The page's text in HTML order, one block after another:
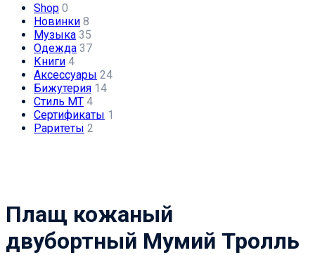
Shop 0
Новинки 8
Музыка 35
Одежда 37
Книги 4
Аксессуары 24
Бижутерия 14
Стиль МТ 4
Сертификаты 1
Раритеты 2
Плащ кожаный
двубортный Мумий Тролль